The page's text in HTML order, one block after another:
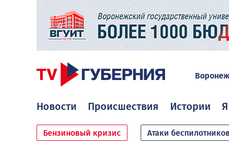
Воронеж
Новости Происшествия Истории
Бензиновый кризис Атаки